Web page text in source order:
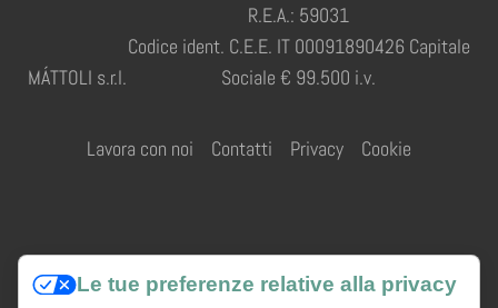
MÁTTOLI s.r.l.
R.E.A.: 59031
Codice ident. C.E.E. IT 00091890426 Capitale
Sociale € 99.500 i.v.
Lavora con noi Contatti Privacy Cookie
Credits
Le tue preferenze relative alla privacy